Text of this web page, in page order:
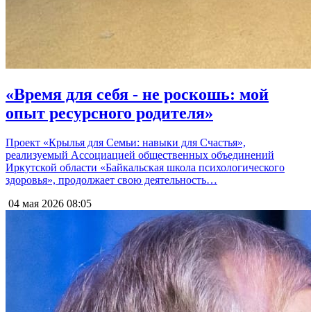
«Время для себя - не роскошь: мой
опыт ресурсного родителя»
Проект «Крылья для Семьи: навыки для Счастья»,
реализуемый Ассоциацией общественных объединений
Иркутской области «Байкальская школа психологического
здоровья», продолжает свою деятельность…
04 мая 2026 08:05